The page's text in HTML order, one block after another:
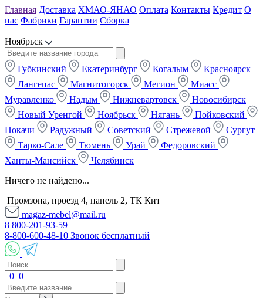
Главная Доставка ХМАО-ЯНАО Оплата Контакты Кредит О
нас Фабрики Гарантии Сборка
Ноябрьск
Губкинский Екатеринбург Когалым
Красноярск
Лангепас
Магнитогорск Мегион
Миасс
Муравленко
Надым Нижневартовск
Новосибирск
Новый Уренгой
Ноябрьск Нягань
Пойковский
Покачи
Радужный Советский Стрежевой
Сургут
Тарко-Сале
Тюмень Урай
Федоровский
Ханты-Мансийск
Челябинск
Ничего не найдено...
Промзона, проезд 4, панель 2, ТК Кит
magaz-mebel@mail.ru
8 800-201-93-59
8-800-600-48-10 Звонок бесплатный
0 0